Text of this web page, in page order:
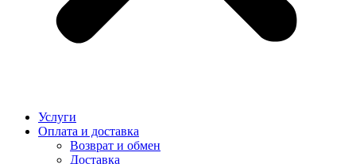
Услуги
Оплата и доставка
Возврат и обмен
Доставка